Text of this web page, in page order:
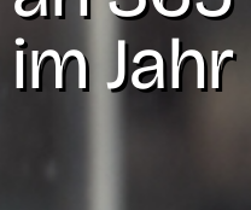
im Jahr